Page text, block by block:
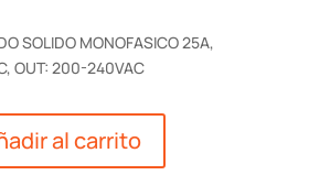
SOLIDO MONOFASICO 25A,
OUT: 200-240VAC
al carrito